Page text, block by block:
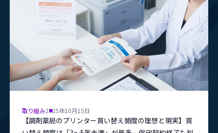
取り組み2025年10月15日
【調剤薬局のプリンター買い替え頻度の理想と現実】買